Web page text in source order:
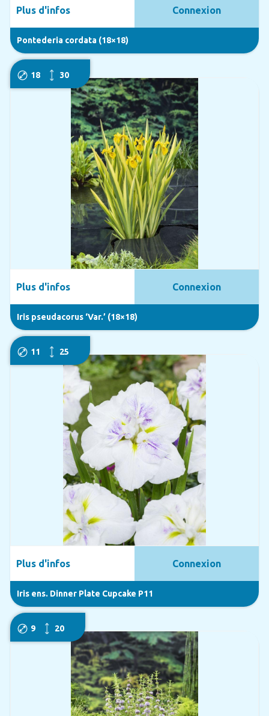
Pontederia cordata (18×18)
Plus d'infos Connexion
18 30
Iris pseudacorus ‘Var.’ (18×18)
Plus d'infos Connexion
11 25
Iris ens. Dinner Plate Cupcake P11
Plus d'infos Connexion
9 20